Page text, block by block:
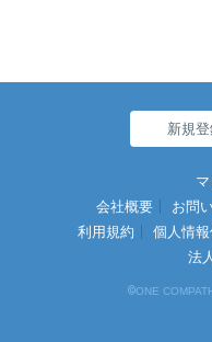
新規
会社概要
お問
利用規約
個人情
法
©ONE